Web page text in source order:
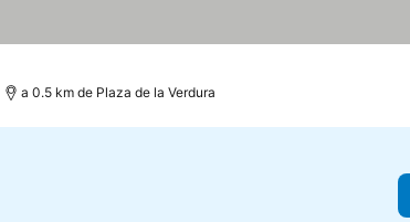
a 0.5 km de Plaza de la Verdura